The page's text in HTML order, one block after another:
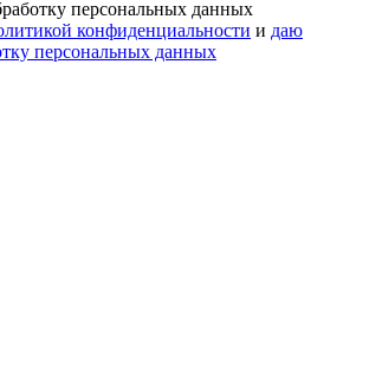
персональных данных
конфиденциальности и даю
персональных данных